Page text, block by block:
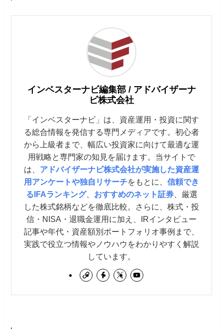
インベスターナビ編集部 / アドバイザーナ
ビ株式会社
「インベスターナビ」は、資産運用・投資に関す
る総合情報を発信する専門メディアです。初心者
から上級者まで、幅広い投資家に向けて最適な運
用戦略と専門家の知見を届けます。当サイトで
は、 アドバイザーナビ株式会社が実施した資産運
用アンケートや独自リサーチをもとに、 信頼でき
るIFAランキング、 おすすめのネット証券、厳選
した株式銘柄などを徹底比較。さらに、株式・投
信・NISA・退職金運用に加え、IRインタビュー
記事や年代・資産額別ポートフォリオ事例まで、
実践で役立つ情報やノウハウをわかりやすく解説
しています。